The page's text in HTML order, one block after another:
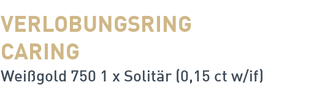
VERLOBUNGSRING
CARING
Weißgold 750 1 x Solitär (0,15 ct w/if)